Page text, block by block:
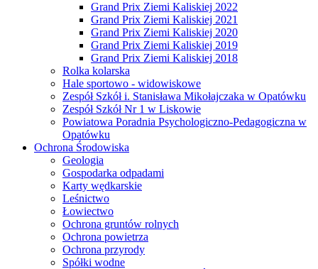
Grand Prix Ziemi Kaliskiej 2022
Grand Prix Ziemi Kaliskiej 2021
Grand Prix Ziemi Kaliskiej 2020
Grand Prix Ziemi Kaliskiej 2019
Grand Prix Ziemi Kaliskiej 2018
Rolka kolarska
Hale sportowo - widowiskowe
Zespół Szkół i. Stanisława Mikołajczaka w Opatówku
Zespół Szkół Nr 1 w Liskowie
Powiatowa Poradnia Psychologiczno-Pedagogiczna w
Opatówku
Ochrona Środowiska
Geologia
Gospodarka odpadami
Karty wędkarskie
Leśnictwo
Łowiectwo
Ochrona gruntów rolnych
Ochrona powietrza
Ochrona przyrody
Spółki wodne